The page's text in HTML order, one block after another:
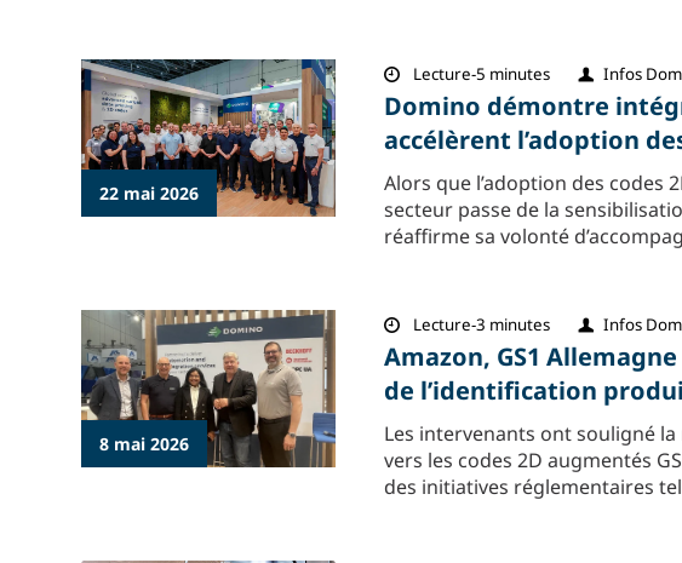
22 mai 2026
Lecture-5 minutes Infos
Domino démontre
accélèrent l’adoption
Alors que l’adoption des codes
secteur passe de la
réaffirme sa volonté
8 mai 2026
Lecture-3 minutes Infos
Amazon, GS1
de l’identification
Les intervenants ont souligné
vers les codes 2D augmentés
des initiatives réglementaires